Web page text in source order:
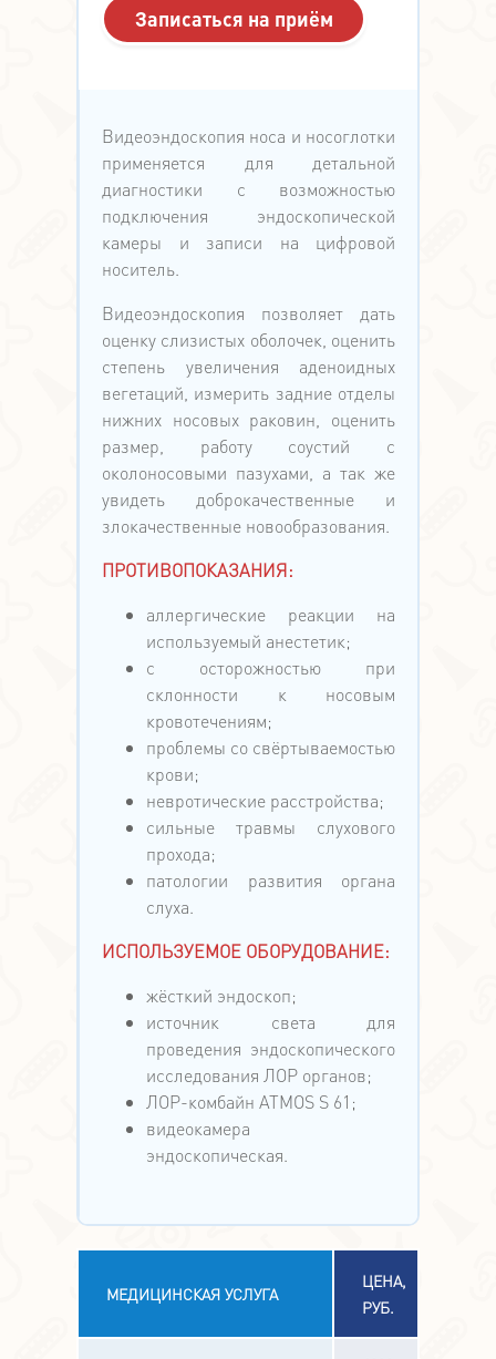
Видеоэндоскопия носа и носоглотки
применяется для детальной
диагностики с возможностью
подключения эндоскопической
камеры и записи на цифровой
носитель.
Видеоэндоскопия позволяет дать
оценку слизистых оболочек, оценить
степень увеличения аденоидных
вегетаций, измерить задние отделы
нижних носовых раковин, оценить
размер, работу соустий с
околоносовыми пазухами, а так же
увидеть доброкачественные и
злокачественные новообразования.
ПРОТИВОПОКАЗАНИЯ:
аллергические реакции на
используемый анестетик;
с осторожностью при
склонности к носовым
кровотечениям;
проблемы со свёртываемостью
крови;
невротические расстройства;
сильные травмы слухового
прохода;
патологии развития органа
слуха.
ИСПОЛЬЗУЕМОЕ ОБОРУДОВАНИЕ:
жёсткий эндоскоп;
источник света для
проведения эндоскопического
исследования ЛОР органов;
ЛОР-комбайн ATMOS S 61;
видеокамера
эндоскопическая.
МЕДИЦИНСКАЯ УСЛУГА
ЦЕНА,
РУБ.